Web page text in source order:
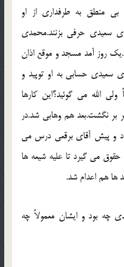
منطق به طرفداري از او
سعيدي حرفي بزنند.محمدي
روز آمد مسجد و موقع اذان
سعيدي حسابي به او توپيد و
الله مي گوئيد؟اين کارها
نگشت.بعد هم وهابي شد.در
و پيش آقاي برقعي درس مي
حقوق مي گيرد تا عليه شيعه ها
ها هم اعدام شد.
چه بود و ايشان معمولاً چه